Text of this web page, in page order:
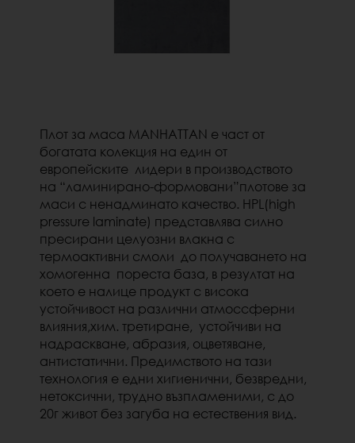
Плот за маса MANHATTAN е част от
богатата колекция на един от
европейските лидери в производството
на “ламинирано-формовани”плотове за
маси с ненадминато качество. HPL(high
pressure laminate) представлява силно
пресирани целуозни влакна с
термоактивни смоли до получаването на
хомогенна пореста база, в резултат на
което е налице продукт с висока
устойчивост на различни атмоссферни
влияния,хим. третиране, устойчиви на
надраскване, абразия, оцветяване,
антистатични. Предимството на тази
технология е едни хигиенични, безвредни,
нетоксични, трудно възпламеними, с до
20г живот без загуба на естествения вид.